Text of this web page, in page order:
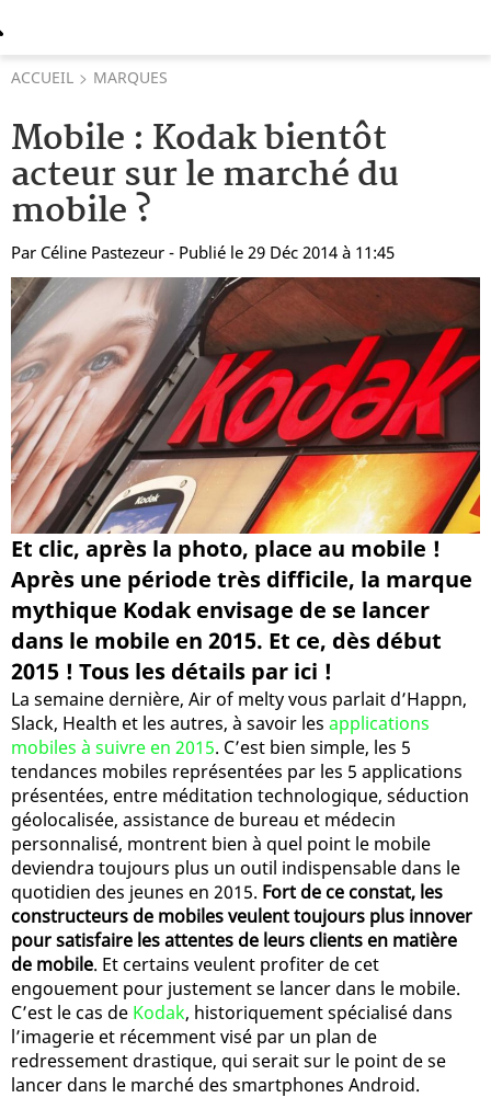
ACCUEIL MARQUES
Mobile : Kodak bientôt
acteur sur le marché du
mobile ?
Par Céline Pastezeur - Publié le 29 Déc 2014 à 11:45
Et clic, après la photo, place au mobile !
Après une période très difficile, la marque
mythique Kodak envisage de se lancer
dans le mobile en 2015. Et ce, dès début
2015 ! Tous les détails par ici !
La semaine dernière, Air of melty vous parlait d’Happn,
Slack, Health et les autres, à savoir les applications
mobiles à suivre en 2015. C’est bien simple, les 5
tendances mobiles représentées par les 5 applications
présentées, entre méditation technologique, séduction
géolocalisée, assistance de bureau et médecin
personnalisé, montrent bien à quel point le mobile
deviendra toujours plus un outil indispensable dans le
quotidien des jeunes en 2015. Fort de ce constat, les
constructeurs de mobiles veulent toujours plus innover
pour satisfaire les attentes de leurs clients en matière
de mobile. Et certains veulent profiter de cet
engouement pour justement se lancer dans le mobile.
C’est le cas de Kodak, historiquement spécialisé dans
l’imagerie et récemment visé par un plan de
redressement drastique, qui serait sur le point de se
lancer dans le marché des smartphones Android.